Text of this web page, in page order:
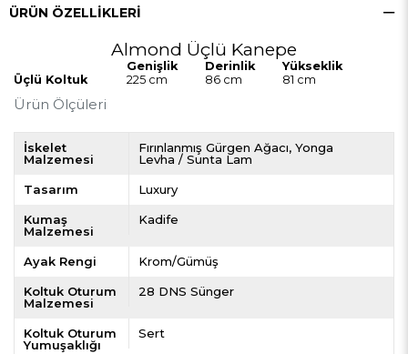
ÜRÜN ÖZELLIKLERI
Almond Üçlü Kanepe
Ürün Ölçüleri
Genişlik Derinlik
Yükseklik
Üçlü Koltuk
225 cm 86 cm 81 cm
İskelet
Malzemesi
Fırınlanmış Gürgen Ağacı Yonga
Levha / Sunta Lam
Tasarım Luxury
Kumaş
Malzemesi
Kadife
Ayak Rengi Krom/Gümüş
Koltuk Oturum
Malzemesi
28 DNS Sünger
Koltuk Oturum
Yumuşaklığı
Sert